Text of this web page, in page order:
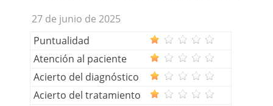
27 de junio de 2025
Puntualidad
Atención al paciente
Acierto del diagnóstico
Acierto del tratamiento